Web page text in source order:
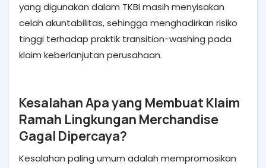
yang digunakan dalam TKBI masih menyisakan
celah akuntabilitas, sehingga menghadirkan risiko
tinggi terhadap praktik transition-washing pada
klaim keberlanjutan perusahaan.
Kesalahan Apa yang Membuat Klaim
Ramah Lingkungan Merchandise
Gagal Dipercaya?
Kesalahan paling umum adalah mempromosikan